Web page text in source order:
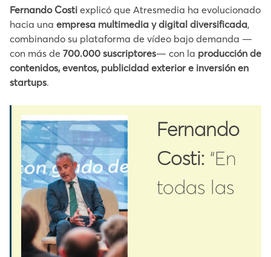
Fernando Costi explicó que Atresmedia ha evolucionado
hacia una empresa multimedia y digital diversificada,
combinando su plataforma de vídeo bajo demanda —
con más de 700.000 suscriptores— con la producción de
contenidos, eventos, publicidad exterior e inversión en
startups.
Fernando
Costi: “En
todas las